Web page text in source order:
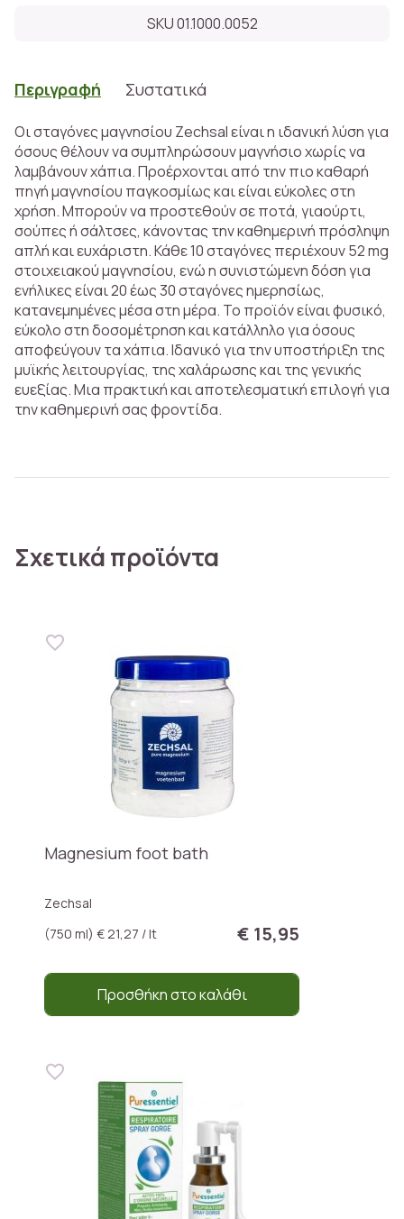
SKU 01.1000.0052
Περιγραφή Συστατικά
Οι σταγόνες μαγνησίου Zechsal είναι η ιδανική λύση για
όσους θέλουν να συμπληρώσουν μαγνήσιο χωρίς να
λαμβάνουν χάπια. Προέρχονται από την πιο καθαρή
πηγή μαγνησίου παγκοσμίως και είναι εύκολες στη
χρήση. Μπορούν να προστεθούν σε ποτά, γιαούρτι,
σούπες ή σάλτσες, κάνοντας την καθημερινή πρόσληψη
απλή και ευχάριστη. Κάθε 10 σταγόνες περιέχουν 52 mg
στοιχειακού μαγνησίου, ενώ η συνιστώμενη δόση για
ενήλικες είναι 20 έως 30 σταγόνες ημερησίως,
κατανεμημένες μέσα στη μέρα. Το προϊόν είναι φυσικό,
εύκολο στη δοσομέτρηση και κατάλληλο για όσους
αποφεύγουν τα χάπια. Ιδανικό για την υποστήριξη της
μυϊκής λειτουργίας, της χαλάρωσης και της γενικής
ευεξίας. Μια πρακτική και αποτελεσματική επιλογή για
την καθημερινή σας φροντίδα.
Σχετικά προϊόντα
Magnesium foot bath
Zechsal
(750 ml) € 21,27 / lt
€ 15,95
Προσθήκη στο καλάθι